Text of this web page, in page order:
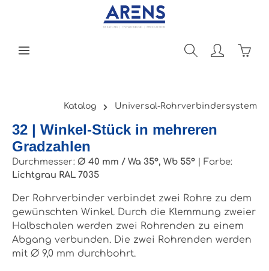
Zum Hauptinhalt springen
Katalog Universal-Rohrverbindersystem
32 | Winkel-Stück in mehreren
Gradzahlen
Durchmesser: Ø 40 mm / Wa 35°, Wb 55°
Farbe:
Lichtgrau RAL 7035
Der Rohrverbinder verbindet zwei Rohre zu dem
gewünschten Winkel. Durch die Klemmung zweier
Halbschalen werden zwei Rohrenden zu einem
Abgang verbunden. Die zwei Rohrenden werden
mit Ø 9,0 mm durchbohrt.